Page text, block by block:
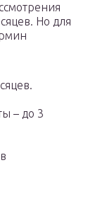
Но для
– до 3